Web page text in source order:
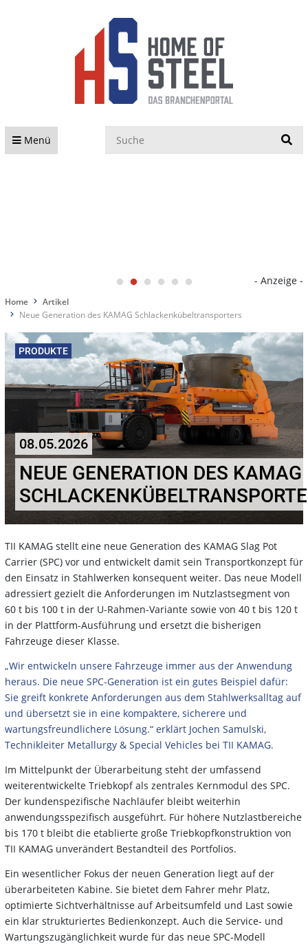
Menü
- Anzeige -
Home
Artikel
Neue Generation des KAMAG Schlackenkübeltransporters
PRODUKTE
08.05.2026
NEUE GENERATION DES KAMAG
TII KAMAG stellt eine neue Generation des KAMAG Slag Pot
Carrier (SPC) vor und entwickelt damit sein Transportkonzept für
den Einsatz in Stahlwerken konsequent weiter. Das neue Modell
adressiert gezielt die Anforderungen im Nutzlastsegment von
60 t bis 100 t in der U-Rahmen-Variante sowie von 40 t bis 120 t
in der Plattform-Ausführung und ersetzt die bisherigen
Fahrzeuge dieser Klasse.
„Wir entwickeln unsere Fahrzeuge immer aus der Anwendung
heraus. Die neue SPC-Generation ist ein gutes Beispiel dafür:
Sie greift konkrete Anforderungen aus dem Stahlwerksalltag auf
und übersetzt sie in eine kompaktere, sicherere und
wartungsfreundlichere Lösung.“ erklärt Jochen Samulski,
Technikleiter Metallurgy & Special Vehicles bei TII KAMAG.
Im Mittelpunkt der Überarbeitung steht der umfassend
weiterentwickelte Triebkopf als zentrales Kernmodul des SPC.
Der kundenspezifische Nachläufer bleibt weiterhin
anwendungsspezifisch ausgeführt. Für höhere Nutzlastbereiche
bis 170 t bleibt die etablierte große Triebkopfkonstruktion von
TII KAMAG unverändert Bestandteil des Portfolios.
Ein wesentlicher Fokus der neuen Generation liegt auf der
überarbeiteten Kabine. Sie bietet dem Fahrer mehr Platz,
optimierte Sichtverhältnisse auf Arbeitsumfeld und Last sowie
ein klar strukturiertes Bedienkonzept. Auch die Service- und
Wartungszugänglichkeit wurde für das neue SPC‑Modell